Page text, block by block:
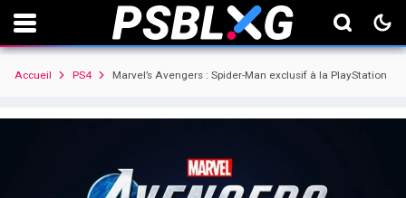
Accueil PS4 Marvel’s Avengers : Spider-Man exclusif à la PlayStation